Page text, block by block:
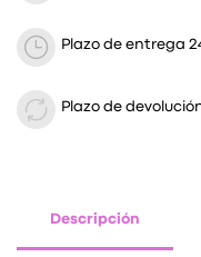
Plazo de entrega
Plazo de
Descripción